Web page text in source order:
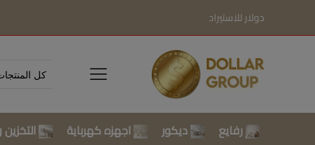
دولار للاستيراد
رفايع ديكور اجهزه كهرباية